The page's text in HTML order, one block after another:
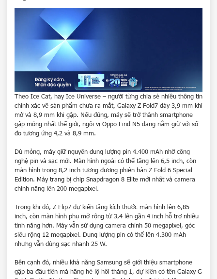
Theo Ice Cat, hay Ice Universe – người từng chia sẻ nhiều thông tin
chính xác về sản phẩm chưa ra mắt, Galaxy Z Fold7 dày 3,9 mm khi
mở và 8,9 mm khi gập. Nếu đúng, máy sẽ trở thành smartphone
gập mỏng nhất thế giới, ngôi vị Oppo Find N5 đang nắm giữ với số
đo tương ứng 4,2 và 8,9 mm.
Dù mỏng, máy giữ nguyên dung lượng pin 4.400 mAh nhờ công
nghệ pin và sạc mới. Màn hình ngoài có thể tăng lên 6,5 inch, còn
màn hình trong 8,2 inch tương đương phiên bản Z Fold 6 Special
Edition. Máy trang bị chip Snapdragon 8 Elite mới nhất và camera
chính nâng lên 200 megapixel.
Trong khi đó, Z Flip7 dự kiến tăng kích thước màn hình lên 6,85
inch, còn màn hình phụ mở rộng từ 3,4 lên gần 4 inch hỗ trợ nhiều
tính năng hơn. Máy vẫn sử dụng camera chính 50 megapixel, góc
siêu rộng 12 megapixel. Dung lượng pin có thể lên 4.300 mAh
nhưng vẫn dùng sạc nhanh 25 W.
Bên cạnh đó, nhiều khả năng Samsung sẽ giới thiệu smartphone
gập ba đầu tiên mà hãng hé lộ hồi tháng 1, dự kiến có tên Galaxy G